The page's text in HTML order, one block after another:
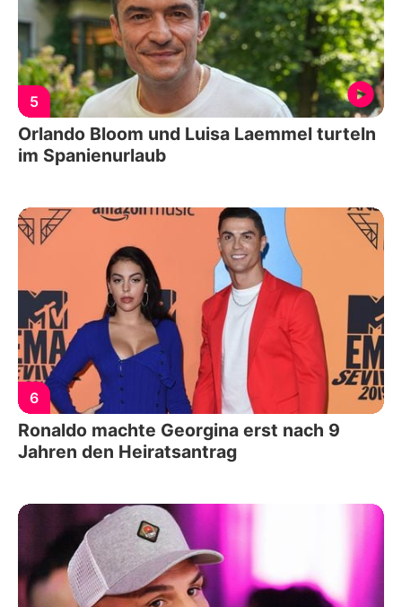
5
Orlando Bloom und Luisa Laemmel turteln
im Spanienurlaub
6
Ronaldo machte Georgina erst nach 9
Jahren den Heiratsantrag